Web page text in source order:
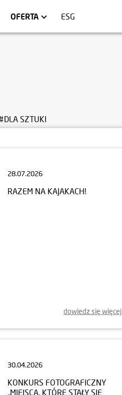
OFERTA ESG
KRAKÓW TRÓJMIASTO
APARTAMENTY INWESTYCYJNE
SZTUKI
RAZEM NA KAJAKACH!
dowiedz się więcej
KONKURS FOTOGRAFICZNY
„MIEJSCA, KTÓRE STAŁY SIĘ
DOMEM”